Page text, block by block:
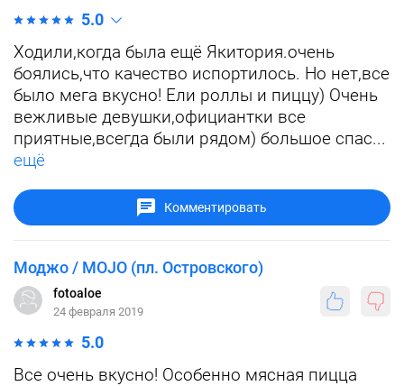
5.0
Ходили,когда была ещё Якитория.очень
боялись,что качество испортилось. Но нет,все
было мега вкусно! Ели роллы и пиццу) Очень
вежливые девушки,официантки все
приятные,всегда были рядом) большое спас...
ещё
Комментировать
Моджо / MOJO (пл. Островского)
fotoaloe
24 февраля 2019
5.0
Все очень вкусно! Особенно мясная пицца